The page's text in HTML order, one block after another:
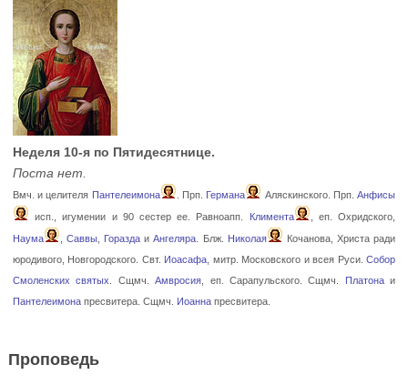
Неделя 10-я по Пятидесятнице.
Поста нет.
Вмч. и целителя Пантелеимона . Прп. Германа Аляскинского. Прп.Анфисы
исп., игумении и 90 сестер ее. Равноапп.
Климента
, еп. Охридского,
Наума
,Саввы Горазда иАнгеляра . Блж. Николая
Кочанова, Христа ради
юродивого, Новгородского. Свт. Иоасафа , митр. Московского и всея Руси.Собор
Смоленских святых
. Сщмч.Амвросия , еп. Сарапульского. Сщмч. Платонаи
Пантелеимонапресвитера. Сщмч. Иоаннапресвитера.
Проповедь